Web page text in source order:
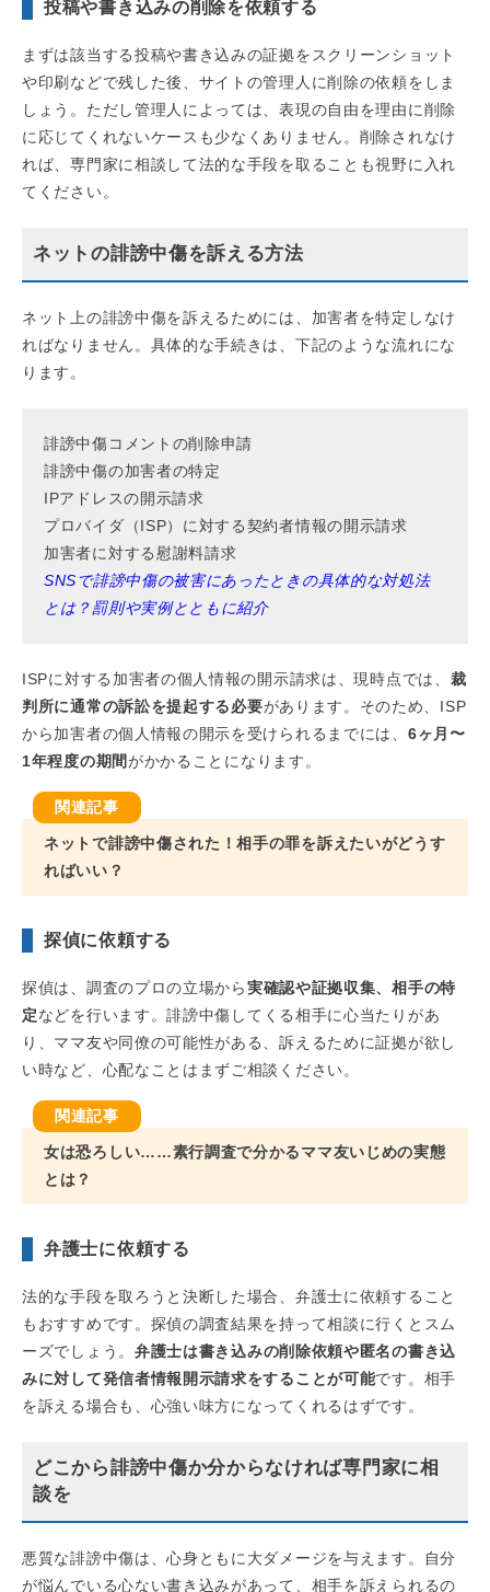
投稿や書き込みの削除を依頼する
まずは該当する投稿や書き込みの証拠をスクリーンショット
や印刷などで残した後、サイトの管理人に削除の依頼をしま
しょう。ただし管理人によっては、表現の自由を理由に削除
に応じてくれないケースも少なくありません。削除されなけ
れば、専門家に相談して法的な手段を取ることも視野に入れ
てください。
ネットの誹謗中傷を訴える方法
ネット上の誹謗中傷を訴えるためには、加害者を特定しなけ
ればなりません。具体的な手続きは、下記のような流れにな
ります。
誹謗中傷コメントの削除申請
誹謗中傷の加害者の特定
IPアドレスの開示請求
プロバイダ（ISP）に対する契約者情報の開示請求
加害者に対する慰謝料請求
SNSで誹謗中傷の被害にあったときの具体的な対処法
とは？罰則や実例とともに紹介
ISPに対する加害者の個人情報の開示請求は、現時点では、 裁
判所に通常の訴訟を提起する必要があります。そのため、ISP
から加害者の個人情報の開示を受けられるまでには、 6ヶ月〜
1年程度の期間がかかることになります。
ネットで誹謗中傷された！相手の罪を訴えたいがどうす
ればいい？
探偵に依頼する
探偵は、調査のプロの立場から実確認や証拠収集、相手の特
定などを行います。誹謗中傷してくる相手に心当たりがあ
り、ママ友や同僚の可能性がある、訴えるために証拠が欲し
い時など、心配なことはまずご相談ください。
女は恐ろしい……素行調査で分かるママ友いじめの実態
とは？
弁護士に依頼する
法的な手段を取ろうと決断した場合、弁護士に依頼すること
もおすすめです。探偵の調査結果を持って相談に行くとスム
ーズでしょう。 弁護士は書き込みの削除依頼や匿名の書き込
みに対して発信者情報開示請求をすることが可能です。相手
を訴える場合も、心強い味方になってくれるはずです。
どこから誹謗中傷か分からなければ専門家に相
談を
悪質な誹謗中傷は、心身ともに大ダメージを与えます。自分
が悩んでいる心ない書き込みがあって、相手を訴えられるの